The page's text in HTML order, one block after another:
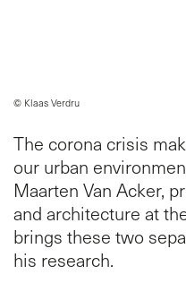
© Klaas Verdru
The corona crisis
our urban
Maarten Van Acker,
and architecture at
brings these two
his research.